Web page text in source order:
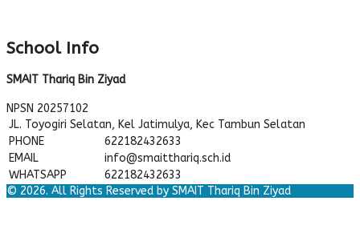
School Info
SMAIT Thariq Bin Ziyad
NPSN 20257102
JL. Toyogiri Selatan, Kel Jatimulya, Kec Tambun Selatan
PHONE
622182432633
EMAIL
info@smaitthariq.sch.id
WHATSAPP
622182432633
© 2026. All Rights Reserved by SMAIT Thariq Bin Ziyad